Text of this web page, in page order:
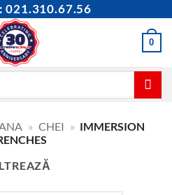
021.310.67.56
0
» CHEI » IMMERSION